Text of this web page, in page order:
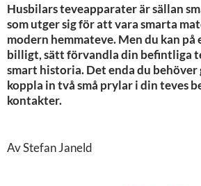
Husbilars teveapparater är sällan
som utger sig för att vara smarta
modern hemmateve. Men du kan på
billigt, sätt förvandla din befintliga
smart historia. Det enda du behöver
koppla in två små prylar i din teves
kontakter.
Av Stefan Janeld